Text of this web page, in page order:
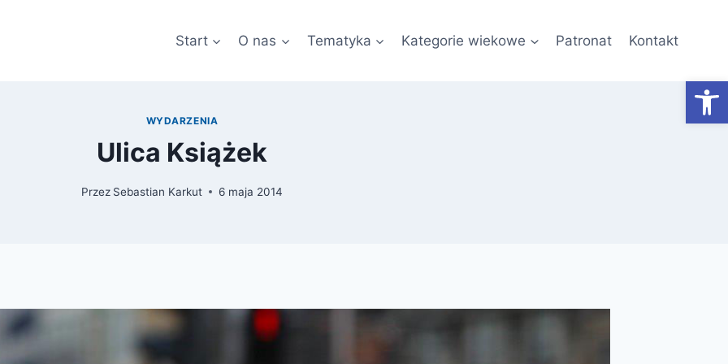
Start O nas Tematyka Kategorie wiekowe Patronat Kontakt
WYDARZENIA
Ulica Książek
Przez Sebastian Karkut 6 maja 2014